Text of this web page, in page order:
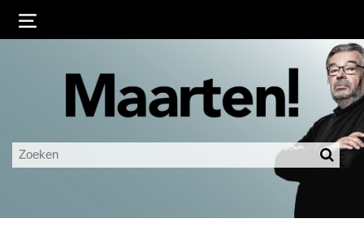
Ingelogd blijven
LOGIN